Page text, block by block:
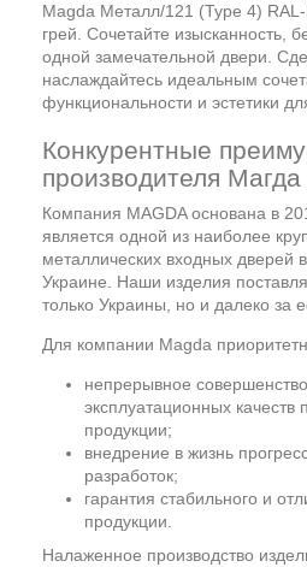
Magda Металл/121 (Type 4) RAL-
грей. Сочетайте изысканность,
одной замечательной двери.
наслаждайтесь идеальным
функциональности и эстетики
Конкурентные
производителя Магда
Компания MAGDA основана в
является одной из наиболее
металлических входных дверей
Украине. Наши изделия
только Украины, но и далеко за
Для компании Magda
непрерывное
эксплуатационных качеств
продукции;
внедрение в жизнь
разработок;
гарантия стабильного и
продукции.
Налаженное производство